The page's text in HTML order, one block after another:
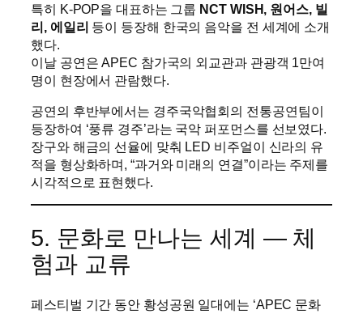
특히 K-POP을 대표하는 그룹 NCT WISH, 원어스, 빌
리, 에일리 등이 등장해 한국의 음악을 전 세계에 소개
했다.
이날 공연은 APEC 참가국의 외교관과 관광객 1만여
명이 현장에서 관람했다.
공연의 후반부에서는 경주국악협회의 전통공연팀이
등장하여 ‘풍류 경주’라는 국악 퍼포먼스를 선보였다.
장구와 해금의 선율에 맞춰 LED 비주얼이 신라의 유
적을 형상화하며, “과거와 미래의 연결”이라는 주제를
시각적으로 표현했다.
5. 문화로 만나는 세계 ― 체
험과 교류
페스티벌 기간 동안 황성공원 일대에는 ‘APEC 문화